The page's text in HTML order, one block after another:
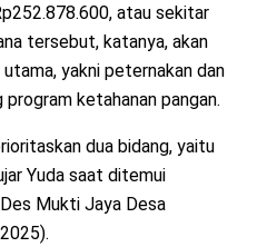
atau sekitar
tersebut, katanya, akan
yakni peternakan dan
ketahanan pangan.
dua bidang, yaitu
Yuda saat ditemui
Mukti Jaya Desa